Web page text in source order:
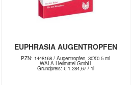
EUPHRASIA AUGENTROPFEN
PZN: 1448168 / Augentropfen, 30X0.5 ml
WALA Heilmittel GmbH
Grundpreis: € 1.284,67 / 1l